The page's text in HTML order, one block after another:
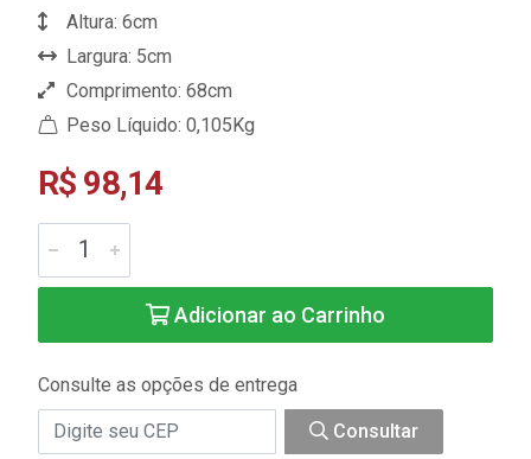
Altura: 6cm
Largura: 5cm
Comprimento: 68cm
Peso Líquido: 0,105Kg
R$ 98,14
Adicionar ao Carrinho
Consulte as opções de entrega
Consultar